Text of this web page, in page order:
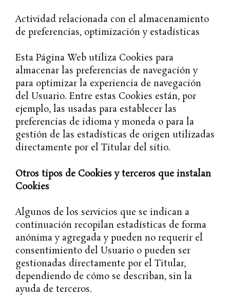
Actividad relacionada con el almacenamiento
de preferencias, optimización y estadísticas
Esta Página Web utiliza Cookies para
almacenar las preferencias de navegación y
para optimizar la experiencia de navegación
del Usuario. Entre estas Cookies están, por
ejemplo, las usadas para establecer las
preferencias de idioma y moneda o para la
gestión de las estadísticas de origen utilizadas
directamente por el Titular del sitio.
Otros tipos de Cookies y terceros que instalan
Cookies
Algunos de los servicios que se indican a
continuación recopilan estadísticas de forma
anónima y agregada y pueden no requerir el
consentimiento del Usuario o pueden ser
gestionadas directamente por el Titular,
dependiendo de cómo se describan, sin la
ayuda de terceros.